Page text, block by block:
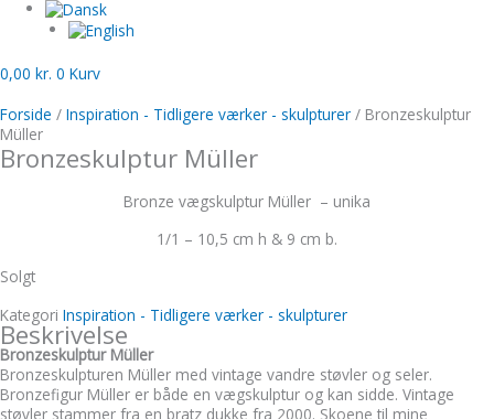
0,00 kr. 0 Kurv
Forside / Inspiration - Tidligere værker - skulpturer / Bronzeskulptur
Müller
Bronzeskulptur Müller
Bronze vægskulptur Müller – unika
1/1 – 10,5 cm h & 9 cm b.
Solgt
Kategori Inspiration - Tidligere værker - skulpturer
Beskrivelse
Bronzeskulptur Müller
Bronzeskulpturen Müller med vintage vandre støvler og seler.
Bronzefigur Müller er både en vægskulptur og kan sidde. Vintage
støvler stammer fra en bratz dukke fra 2000. Skoene til mine